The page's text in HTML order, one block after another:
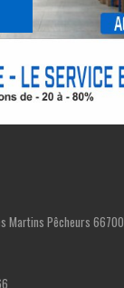
Martins Pêcheurs 66700